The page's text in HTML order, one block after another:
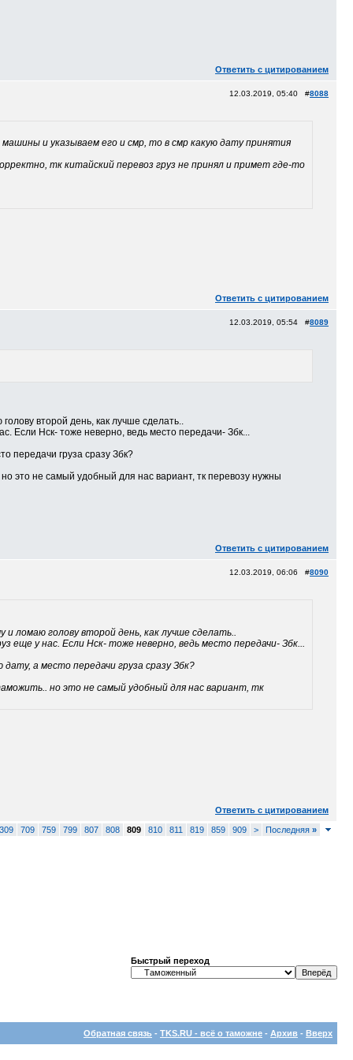
Ответить с цитированием
12.03.2019, 05:40 #8088
и указываем его и смр, то в смр какую дату принятия
тк китайский перевоз груз не принял и примет где-то
Ответить с цитированием
12.03.2019, 05:54 #8089
второй день, как лучше сделать..
Если Нск- тоже неверно, ведь место передачи- Збк...
передачи груза сразу Збк?
это не самый удобный для нас вариант, тк перевозу нужны
Ответить с цитированием
12.03.2019, 06:06 #8090
ломаю голову второй день, как лучше сделать..
еще у нас. Если Нск- тоже неверно, ведь место передачи- Збк...
а место передачи груза сразу Збк?
но это не самый удобный для нас вариант, тк
Ответить с цитированием
309 709 759 799 807 808 809 810 811 819 859 909 > Последняя »
Быстрый переход
Обратная связь - TKS.RU - всё о таможне - Архив - Вверх